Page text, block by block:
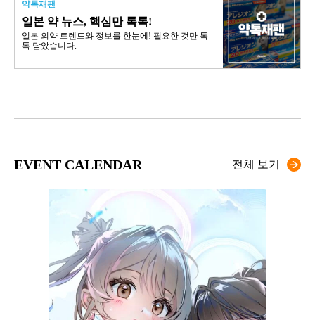
약톡재팬
일본 약 뉴스, 핵심만 톡톡!
일본 의약 트렌드와 정보를 한눈에! 필요한 것만 톡
톡 담았습니다.
EVENT CALENDAR 전체 보기